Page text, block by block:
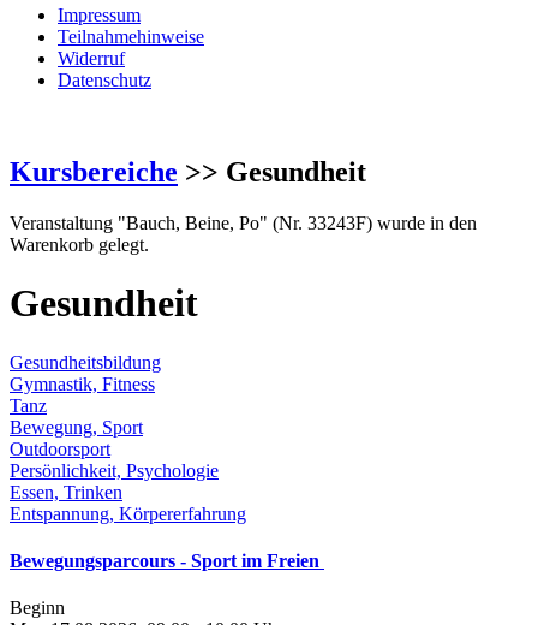
Impressum
Teilnahmehinweise
Widerruf
Datenschutz
Kursbereiche >> Gesundheit
Veranstaltung "Bauch, Beine, Po" (Nr. 33243F) wurde in den
Warenkorb gelegt.
Gesundheit
Gesundheitsbildung
Gymnastik, Fitness
Tanz
Bewegung, Sport
Outdoorsport
Persönlichkeit, Psychologie
Essen, Trinken
Entspannung, Körpererfahrung
Bewegungsparcours - Sport im Freien
Beginn